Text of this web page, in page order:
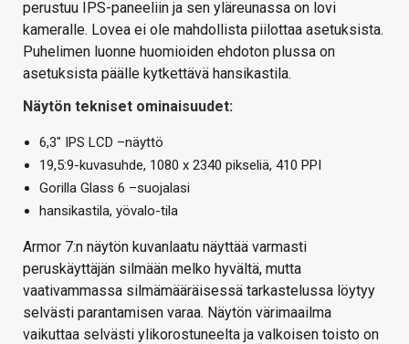
perustuu IPS-paneeliin ja sen yläreunassa on lovi
kameralle. Lovea ei ole mahdollista piilottaa asetuksista.
Puhelimen luonne huomioiden ehdoton plussa on
asetuksista päälle kytkettävä hansikastila.
Näytön tekniset ominaisuudet:
6,3″ IPS LCD –näyttö
19,5:9-kuvasuhde, 1080 x 2340 pikseliä, 410 PPI
Gorilla Glass 6 –suojalasi
hansikastila, yövalo-tila
Armor 7:n näytön kuvanlaatu näyttää varmasti
peruskäyttäjän silmään melko hyvältä, mutta
vaativammassa silmämääräisessä tarkastelussa löytyy
selvästi parantamisen varaa. Näytön värimaailma
vaikuttaa selvästi ylikorostuneelta ja valkoisen toisto on